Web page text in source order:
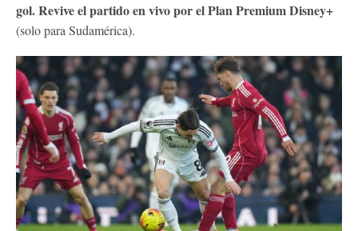
gol. Revive el partidoen vivo por el Plan Premium Disney+
(solo para Sudamérica).